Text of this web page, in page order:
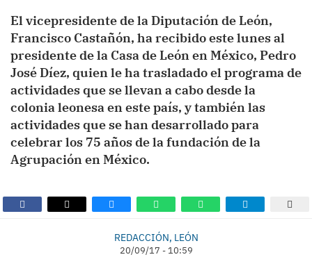
El vicepresidente de la Diputación de León,
Francisco Castañón, ha recibido este lunes al
presidente de la Casa de León en México, Pedro
José Díez, quien le ha trasladado el programa de
actividades que se llevan a cabo desde la
colonia leonesa en este país, y también las
actividades que se han desarrollado para
celebrar los 75 años de la fundación de la
Agrupación en México.
REDACCIÓN, LEÓN
20/09/17 - 10:59